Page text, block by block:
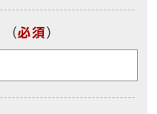
（必須）